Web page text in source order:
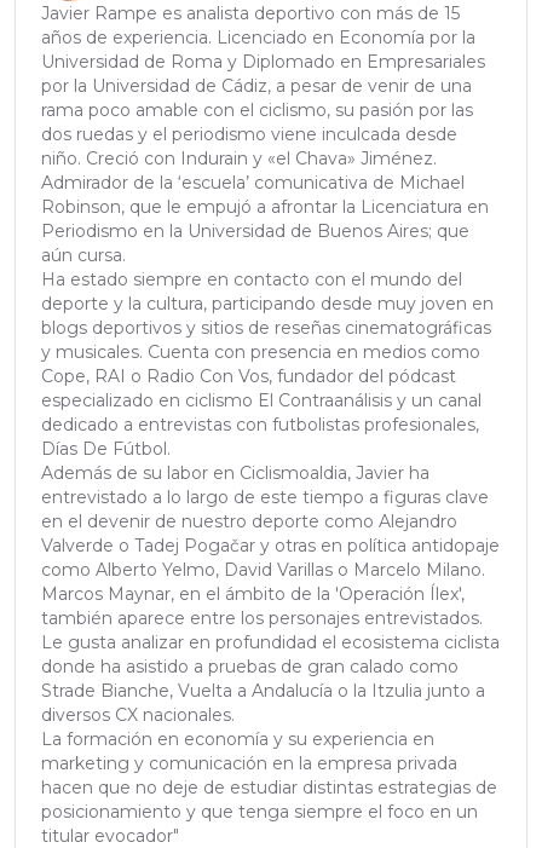
Javier Rampe es analista deportivo con más de 15
años de experiencia. Licenciado en Economía por la
Universidad de Roma y Diplomado en Empresariales
por la Universidad de Cádiz, a pesar de venir de una
rama poco amable con el ciclismo, su pasión por las
dos ruedas y el periodismo viene inculcada desde
niño. Creció con Indurain y «el Chava» Jiménez.
Admirador de la ‘escuela’ comunicativa de Michael
Robinson, que le empujó a afrontar la Licenciatura en
Periodismo en la Universidad de Buenos Aires; que
aún cursa.
Ha estado siempre en contacto con el mundo del
deporte y la cultura, participando desde muy joven en
blogs deportivos y sitios de reseñas cinematográficas
y musicales. Cuenta con presencia en medios como
Cope, RAI o Radio Con Vos, fundador del pódcast
especializado en ciclismo El Contraanálisis y un canal
dedicado a entrevistas con futbolistas profesionales,
Días De Fútbol.
Además de su labor en Ciclismoaldia, Javier ha
entrevistado a lo largo de este tiempo a figuras clave
en el devenir de nuestro deporte como Alejandro
Valverde o Tadej Pogačar y otras en política antidopaje
como Alberto Yelmo, David Varillas o Marcelo Milano.
Marcos Maynar, en el ámbito de la 'Operación Ílex',
también aparece entre los personajes entrevistados.
Le gusta analizar en profundidad el ecosistema ciclista
donde ha asistido a pruebas de gran calado como
Strade Bianche, Vuelta a Andalucía o la Itzulia junto a
diversos CX nacionales.
La formación en economía y su experiencia en
marketing y comunicación en la empresa privada
hacen que no deje de estudiar distintas estrategias de
posicionamiento y que tenga siempre el foco en un
titular evocador"